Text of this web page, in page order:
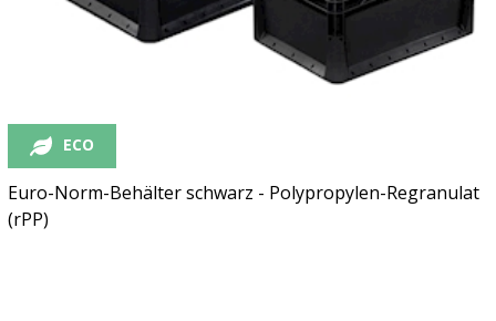
ECO
Euro-Norm-Behälter schwarz - Polypropylen-Regranulat
(rPP)